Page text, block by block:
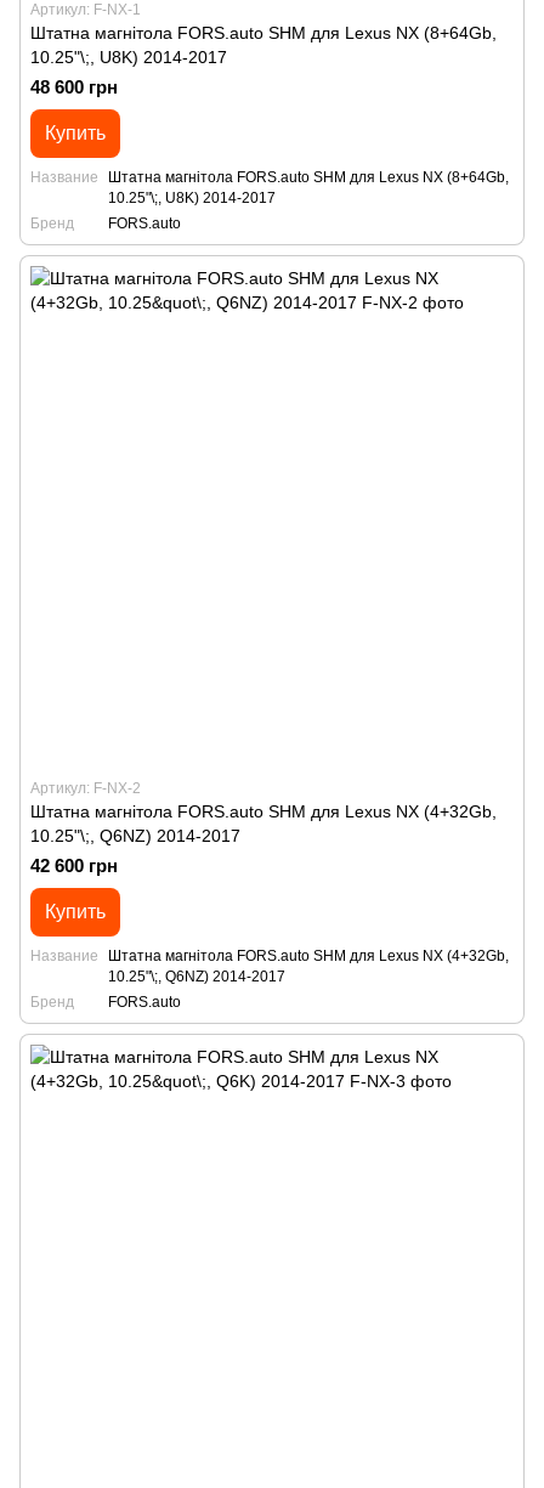
Артикул: F-NX-1
Штатна магнітола FORS.auto SHM для Lexus NX (8+64Gb,
10.25"\;, U8K) 2014-2017
48 600 грн
Купить
Название
Штатна магнітола FORS.auto SHM для Lexus NX (8+64Gb,
10.25"\;, U8K) 2014-2017
Бренд
FORS.auto
Артикул: F-NX-2
Штатна магнітола FORS.auto SHM для Lexus NX (4+32Gb,
10.25"\;, Q6NZ) 2014-2017
42 600 грн
Купить
Название
Штатна магнітола FORS.auto SHM для Lexus NX (4+32Gb,
10.25"\;, Q6NZ) 2014-2017
Бренд
FORS.auto